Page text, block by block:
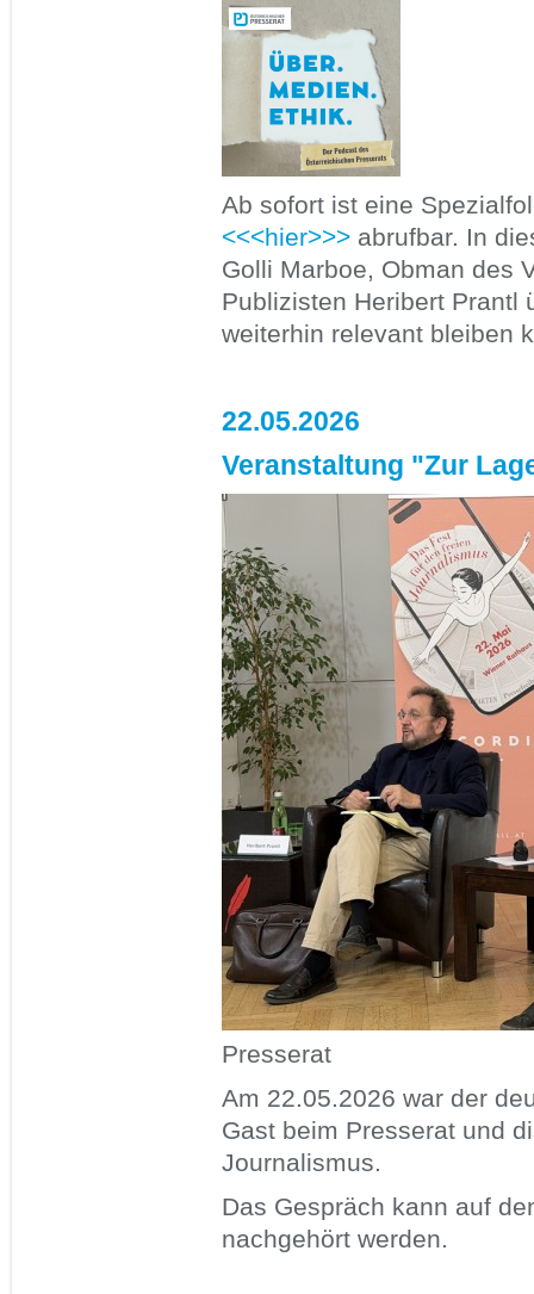
Ab sofort ist eine
<<<hier>>> abrufbar. In
Golli Marboe, Obman des
Publizisten Heribert Prantl
weiterhin relevant bleiben
22.05.2026
Veranstaltung "Zur
Presserat
Am 22.05.2026 war der
Gast beim Presserat und
Journalismus.
Das Gespräch kann auf
nachgehört werden.